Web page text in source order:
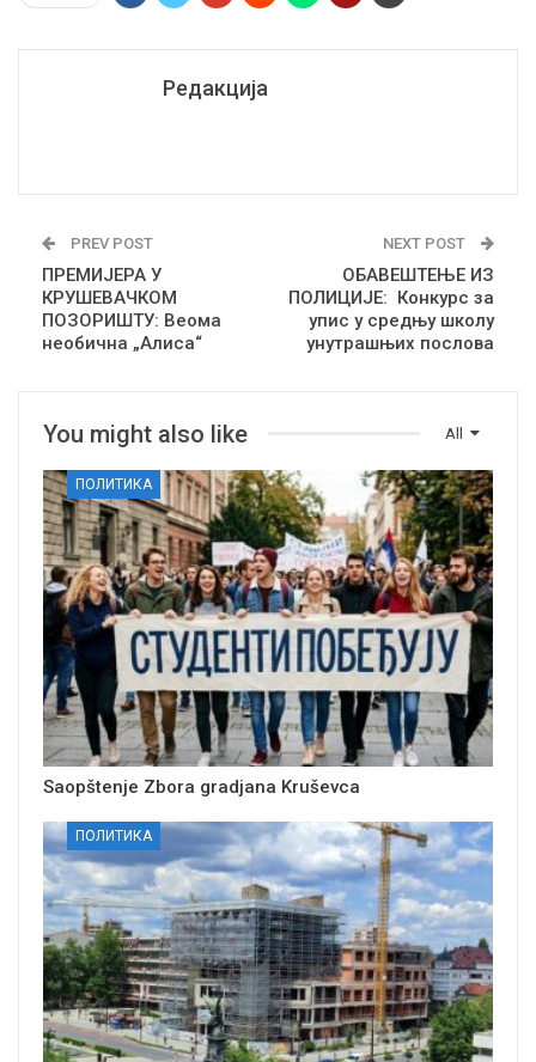
Редакција
PREV POST
ПРЕМИЈЕРА У
КРУШЕВАЧКОМ
ПОЗОРИШТУ: Веома
необична „Алиса“
NEXT POST
ОБАВЕШТЕЊЕ ИЗ
ПОЛИЦИЈЕ: Конкурс за
упис у средњу школу
унутрашњих послова
All
You might also like
ПОЛИТИКА
Saopštenje Zbora gradjana Kruševca
ПОЛИТИКА